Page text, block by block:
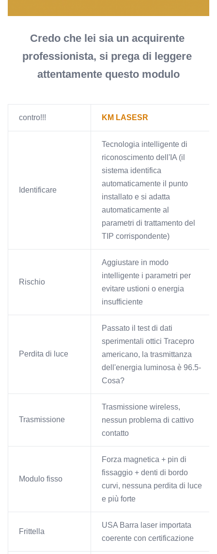
Credo che lei sia un acquirente
professionista, si prega di leggere
attentamente questo modulo
contro!!! KM LASESR
Identificare
Tecnologia intelligente di
riconoscimento dell'IA (il
sistema identifica
automaticamente il punto
installato e si adatta
automaticamente al
parametri di trattamento del
TIP corrispondente)
Rischio
Aggiustare in modo
intelligente i parametri per
evitare ustioni o energia
insufficiente
Perdita di luce
Passato il test di dati
sperimentali ottici Tracepro
americano, la trasmittanza
dell'energia luminosa è 96.5-
Cosa?
Trasmissione
Trasmissione wireless,
nessun problema di cattivo
contatto
Modulo fisso
Forza magnetica + pin di
fissaggio + denti di bordo
curvi, nessuna perdita di luce
e più forte
Frittella
USA Barra laser importata
coerente con certificazione